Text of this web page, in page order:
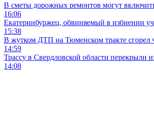
В сметы дорожных ремонтов могут
16:06
Екатеринбуржец, обвиняемый в избиении
15:38
В жутком ДТП на Тюменском тракте
14:59
Трассу в Свердловской области перекрыли
14:08